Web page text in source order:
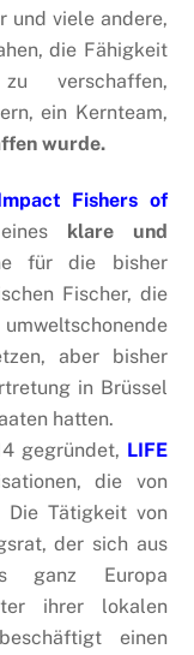
und viele andere,
die Fähigkeit
verschaffen,
ein Kernteam,
wurde.
Fishers of
klare und
für die bisher
Fischer, die
aber bisher
in Brüssel
hatten.
gegründet, LIFE
die von
Tätigkeit von
der sich aus
ganz Europa
ihrer lokalen
einen